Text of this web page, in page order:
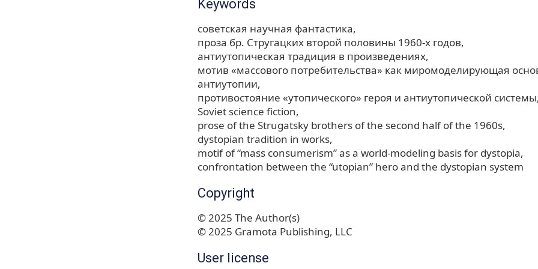
Keywords
советская научная фантастика
проза бр. Стругацких второй половины 1960-х годов
антиутопическая традиция в произведениях
мотив «массового потребительства» как миромоделирующая
антиутопии
противостояние «утопического» героя и антиутопической системы
Soviet science fiction
prose of the Strugatsky brothers of the second half of the 1960s
dystopian tradition in works
motif of “mass consumerism” as a world-modeling basis for dystopia
confrontation between the “utopian” hero and the dystopian system
Copyright
© 2025 The Author(s)
© 2025 Gramota Publishing, LLC
User license